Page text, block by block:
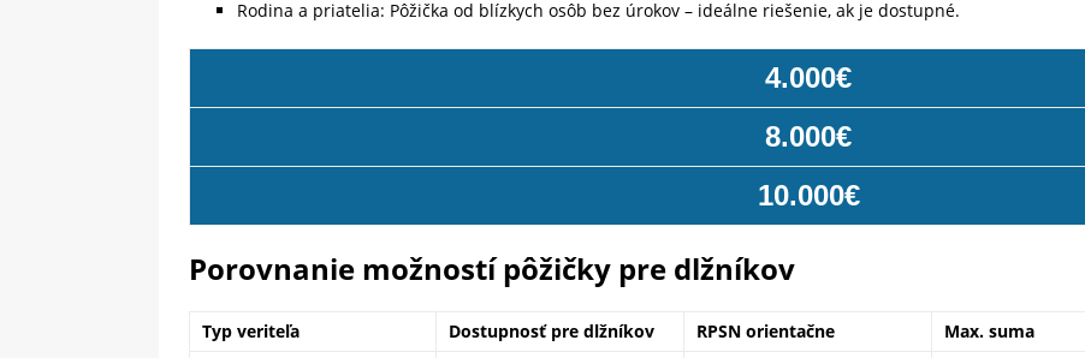
Rodina a priatelia: Pôžička od blízkych osôb bez úrokov – ideálne riešenie, ak je dostupné.
4.000€
8.000€
10.000€
Porovnanie možností pôžičky pre dlžníkov
Typ veriteľa Dostupnosť pre dlžníkov RPSN orientačne Max. suma